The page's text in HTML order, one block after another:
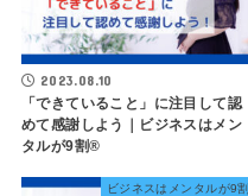
2023.08.10
「できていること」に注目して認
めて感謝しよう｜ビジネスはメン
タルが9割®️
ビジネスはメンタルが9割